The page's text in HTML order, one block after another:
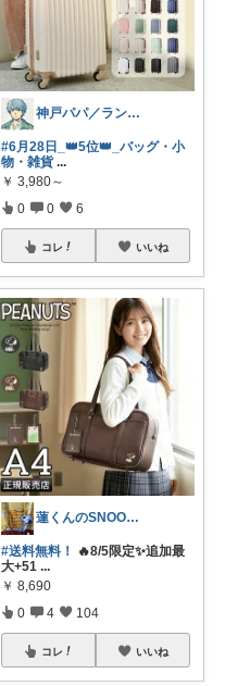
神戸パパ／ランキング＆レビュー毎日掲載
#6月28日_👑5位👑_バッグ・小
物・雑貨 ...
￥ 3,980～
0 0 6
コレ いいね
蓮くんのSNOOPYおすすめROOM
#送料無料！
🔥8/5限定✨追加最
大+51 ...
￥ 8,690
0 4 104
コレ いいね